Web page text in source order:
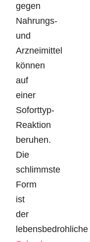
gegen
Nahrungs-
und
Arzneimittel
können
auf
einer
Soforttyp-
Reaktion
beruhen.
Die
schlimmste
Form
ist
der
lebensbedrohliche